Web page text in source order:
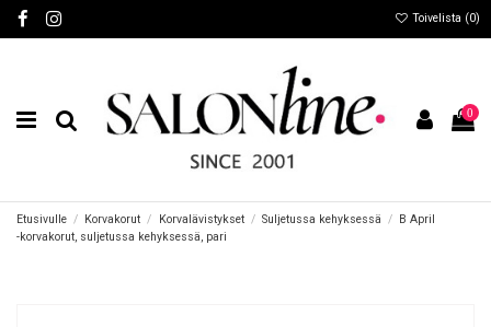
Toivelista (0)
0
Etusivulle Korvakorut Korvalävistykset Suljetussa kehyksessä
B April
-korvakorut, suljetussa kehyksessä, pari